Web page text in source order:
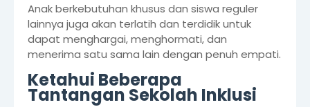
Anak berkebutuhan khusus dan siswa reguler
lainnya juga akan terlatih dan terdidik untuk
dapat menghargai, menghormati, dan
menerima satu sama lain dengan penuh empati.
Ketahui Beberapa
Tantangan Sekolah Inklusi